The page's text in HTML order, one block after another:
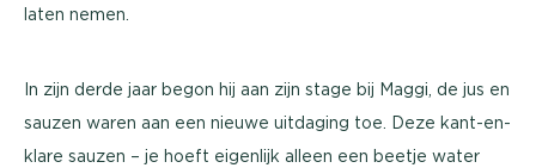
laten nemen.
In zijn derde jaar begon hij aan zijn stage bij Maggi, de jus en
sauzen waren aan een nieuwe uitdaging toe. Deze kant-en-
klare sauzen – je hoeft eigenlijk alleen een beetje water